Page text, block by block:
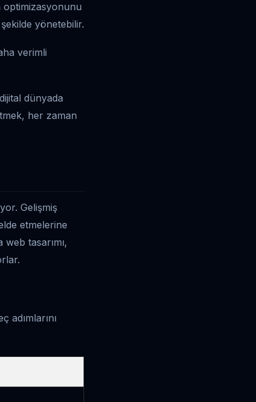
optimizasyonunu
yönetebilir.
verimli
dünyada
her zaman
Gelişmiş
etmelerine
tasarımı,
adımlarını